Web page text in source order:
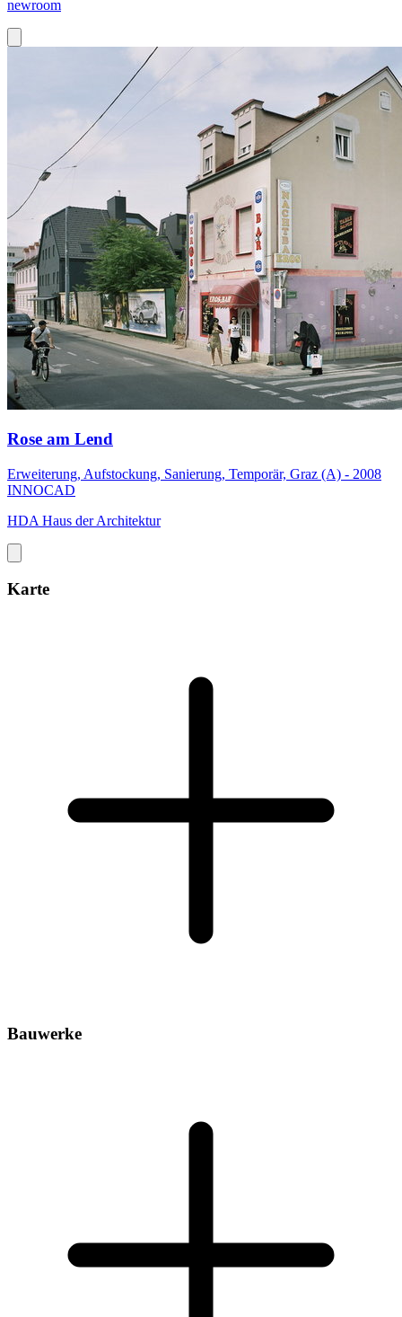
newroom
Rose am Lend
Erweiterung, Aufstockung, Sanierung, Temporär, Graz (A) - 2008
INNOCAD
HDA Haus der Architektur
Karte
Bauwerke